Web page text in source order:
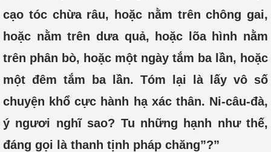
cạo tóc chừa râu, hoặc nằm trên chông gai,
hoặc nằm trên dưa quả, hoặc lõa hình nằm
trên phân bò, hoặc một ngày tắm ba lần, hoặc
một đêm tắm ba lần. Tóm lại là lấy vô số
chuyện khổ cực hành hạ xác thân. Ni-câu-đà,
ý ngươi nghĩ sao? Tu những hạnh như thế,
đáng gọi là thanh tịnh pháp chăng”?”